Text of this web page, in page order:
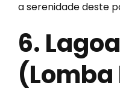
a serenidade deste
6.